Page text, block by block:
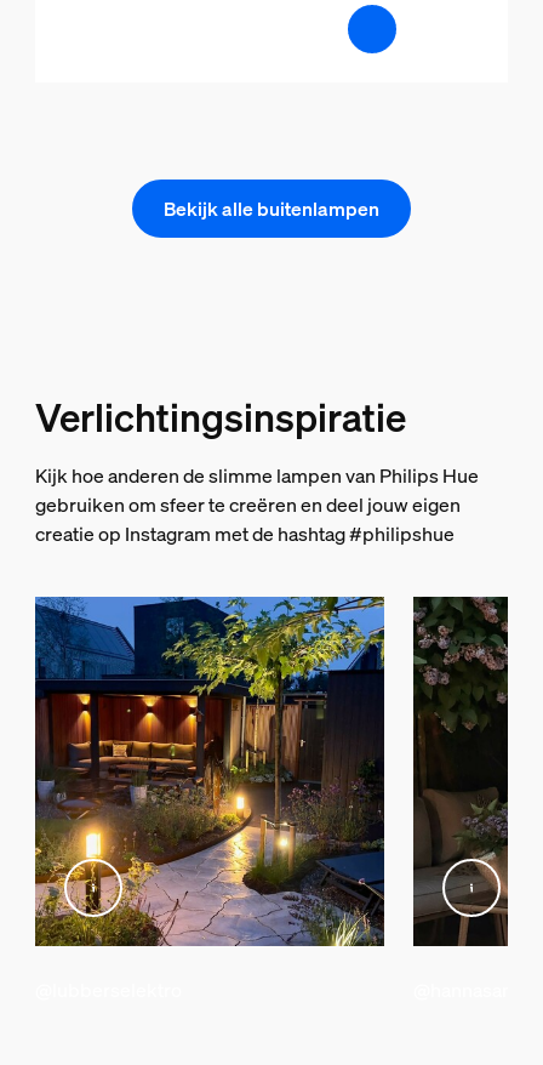
Bekijk alle buitenlampen
Verlichtingsinspiratie
Kijk hoe anderen de slimme lampen van Philips Hue
gebruiken om sfeer te creëren en deel jouw eigen
creatie op Instagram met de hashtag #philipshue